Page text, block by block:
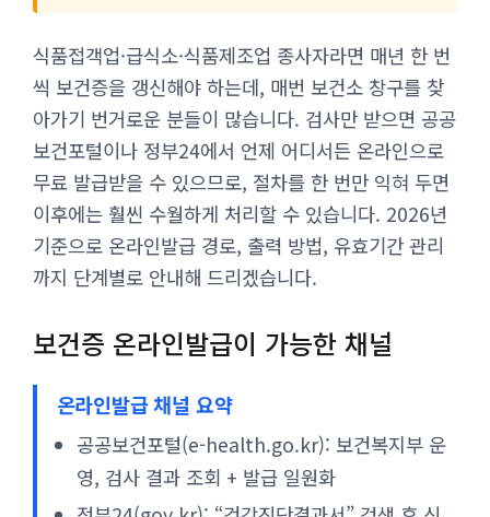
식품접객업·급식소·식품제조업 종사자라면 매년 한 번
씩 보건증을 갱신해야 하는데, 매번 보건소 창구를 찾
아가기 번거로운 분들이 많습니다. 검사만 받으면 공공
보건포털이나 정부24에서 언제 어디서든 온라인으로
무료 발급받을 수 있으므로, 절차를 한 번만 익혀 두면
이후에는 훨씬 수월하게 처리할 수 있습니다. 2026년
기준으로 온라인발급 경로, 출력 방법, 유효기간 관리
까지 단계별로 안내해 드리겠습니다.
보건증 온라인발급이 가능한 채널
온라인발급 채널 요약
공공보건포털(e-health.go.kr): 보건복지부 운
영, 검사 결과 조회 + 발급 일원화